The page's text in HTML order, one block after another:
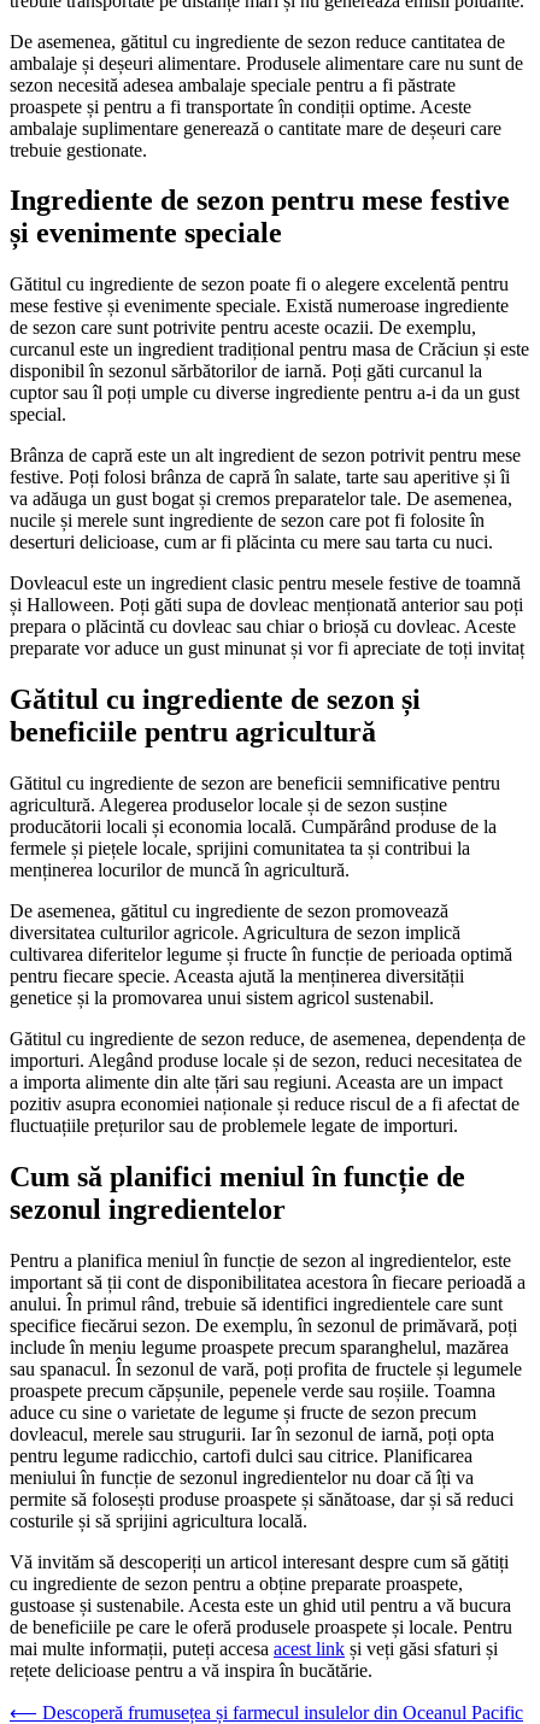
De asemenea, gătitul cu ingrediente de sezon reduce cantitatea de
ambalaje și deșeuri alimentare. Produsele alimentare care nu sunt de
sezon necesită adesea ambalaje speciale pentru a fi păstrate
proaspete și pentru a fi transportate în condiții optime. Aceste
ambalaje suplimentare generează o cantitate mare de deșeuri care
trebuie gestionate.
Ingrediente de sezon pentru mese festive
și evenimente speciale
Gătitul cu ingrediente de sezon poate fi o alegere excelentă pentru
mese festive și evenimente speciale. Există numeroase ingrediente
de sezon care sunt potrivite pentru aceste ocazii. De exemplu,
curcanul este un ingredient tradițional pentru masa de Crăciun și este
disponibil în sezonul sărbătorilor de iarnă. Poți găti curcanul la
cuptor sau îl poți umple cu diverse ingrediente pentru a-i da un gust
special.
Brânza de capră este un alt ingredient de sezon potrivit pentru mese
festive. Poți folosi brânza de capră în salate, tarte sau aperitive și îi
va adăuga un gust bogat și cremos preparatelor tale. De asemenea,
nucile și merele sunt ingrediente de sezon care pot fi folosite în
deserturi delicioase, cum ar fi plăcinta cu mere sau tarta cu nuci.
Dovleacul este un ingredient clasic pentru mesele festive de toamnă
și Halloween. Poți găti supa de dovleac menționată anterior sau poți
prepara o plăcintă cu dovleac sau chiar o brioșă cu dovleac. Aceste
preparate vor aduce un gust minunat și vor fi apreciate de toți invitaț
Gătitul cu ingrediente de sezon și
beneficiile pentru agricultură
Gătitul cu ingrediente de sezon are beneficii semnificative pentru
agricultură. Alegerea produselor locale și de sezon susține
producătorii locali și economia locală. Cumpărând produse de la
fermele și piețele locale, sprijini comunitatea ta și contribui la
menținerea locurilor de muncă în agricultură.
De asemenea, gătitul cu ingrediente de sezon promovează
diversitatea culturilor agricole. Agricultura de sezon implică
cultivarea diferitelor legume și fructe în funcție de perioada optimă
pentru fiecare specie. Aceasta ajută la menținerea diversității
genetice și la promovarea unui sistem agricol sustenabil.
Gătitul cu ingrediente de sezon reduce, de asemenea, dependența de
importuri. Alegând produse locale și de sezon, reduci necesitatea de
a importa alimente din alte țări sau regiuni. Aceasta are un impact
pozitiv asupra economiei naționale și reduce riscul de a fi afectat de
fluctuațiile prețurilor sau de problemele legate de importuri.
Cum să planifici meniul în funcție de
sezonul ingredientelor
Pentru a planifica meniul în funcție de sezon al ingredientelor, este
important să ții cont de disponibilitatea acestora în fiecare perioadă a
anului. În primul rând, trebuie să identifici ingredientele care sunt
specifice fiecărui sezon. De exemplu, în sezonul de primăvară, poți
include în meniu legume proaspete precum sparanghelul, mazărea
sau spanacul. În sezonul de vară, poți profita de fructele și legumele
proaspete precum căpșunile, pepenele verde sau roșiile. Toamna
aduce cu sine o varietate de legume și fructe de sezon precum
dovleacul, merele sau strugurii. Iar în sezonul de iarnă, poți opta
pentru legume radicchio, cartofi dulci sau citrice. Planificarea
meniului în funcție de sezonul ingredientelor nu doar că îți va
permite să folosești produse proaspete și sănătoase, dar și să reduci
costurile și să sprijini agricultura locală.
Vă invităm să descoperiți un articol interesant despre cum să gătiți
cu ingrediente de sezon pentru a obține preparate proaspete,
gustoase și sustenabile. Acesta este un ghid util pentru a vă bucura
de beneficiile pe care le oferă produsele proaspete și locale. Pentru
mai multe informații, puteți accesa acest link și veți găsi sfaturi și
rețete delicioase pentru a vă inspira în bucătărie.
Navigare
⟵ Descoperă frumusețea și farmecul insulelor din Oceanul Pacific